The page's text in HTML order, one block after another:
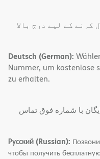
کرنے کے لیے درج بالا
Deutsch (German):
Nummer, um kostenlose
zu erhalten.
با شماره فوق تماس
Русский (Russian):
чтобы получить